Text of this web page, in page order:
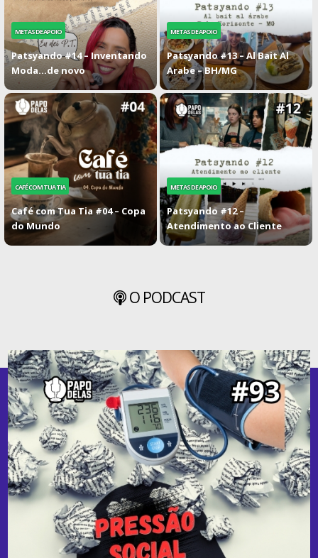
METAS DE APOIO
Patsyando #14 – Inventando
Moda…de novo
METAS DE APOIO
Patsyando #13 – Al Bait Al
Arabe – BH/MG
CAFÉ COM TUA TIA
Café com Tua Tia #04 – Copa
do Mundo
METAS DE APOIO
Patsyando #12 –
Atendimento ao Cliente
O PODCAST